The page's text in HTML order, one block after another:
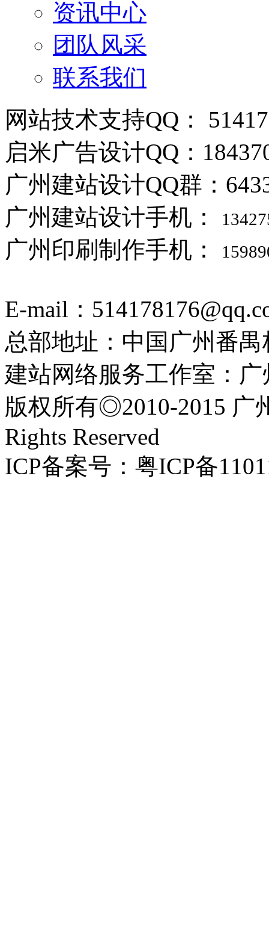
资讯中心
团队风采
联系我们
网站技术支持QQ：
启米广告设计QQ：
广州建站设计QQ群：
广州建站设计手机：
广州印刷制作手机：
E-mail：
总部地址：中国广州番
建站网络服务工作室：
版权所有◎2010-2015 广
Rights Reserved
ICP备案号：粤ICP备